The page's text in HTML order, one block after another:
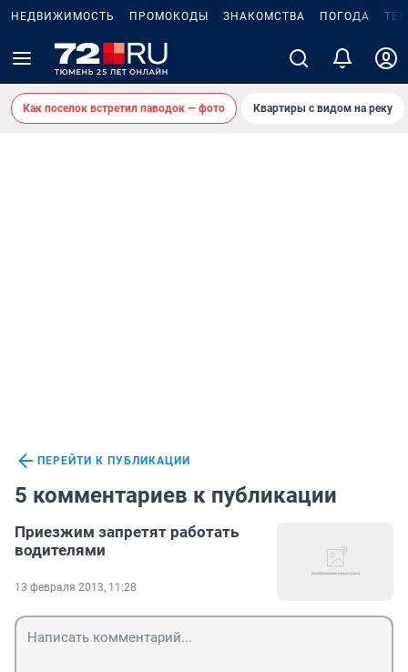
НЕДВИЖИМОСТЬ ПРОМОКОДЫ ЗНАКОМСТВА ПОГОДА
Как поселок встретил паводок — фото Квартиры с видом на реку
ПЕРЕЙТИ К ПУБЛИКАЦИИ
5 комментариев к публикации
Приезжим запретят работать
водителями
13 февраля 2013, 11:28